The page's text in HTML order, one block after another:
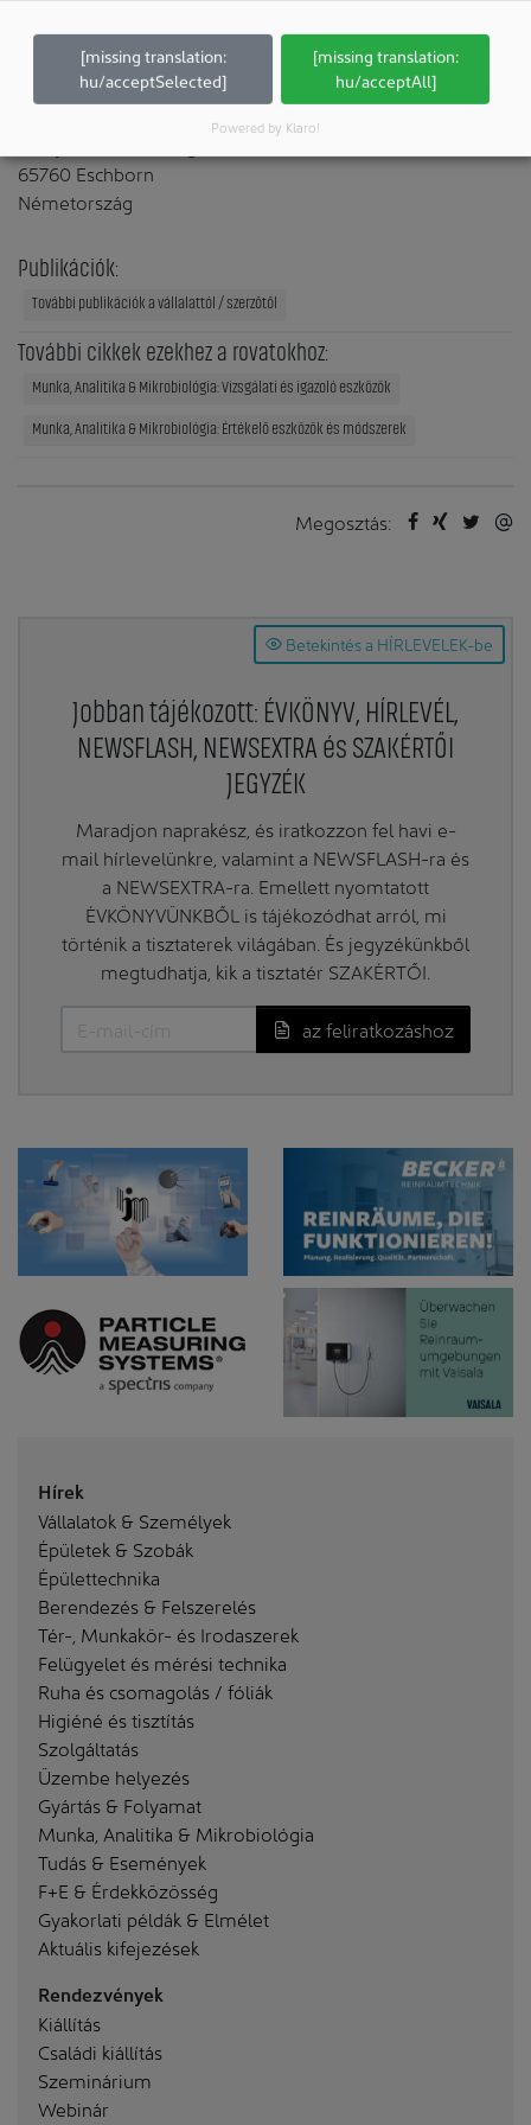
egészségügy területeit is.
65760 Eschborn
Németország
Publikációk:
További publikációk a vállalattól / szerzőtől
További cikkek ezekhez a rovatokhoz:
Munka, Analitika & Mikrobiológia: Vizsgálati és igazoló eszközök
Munka, Analitika & Mikrobiológia: Értékelő eszközök és módszerek
Megosztás:
Betekintés a HÍRLEVELEK-be
Jobban tájékozott: ÉVKÖNYV, HÍRLEVÉL,
NEWSFLASH, NEWSEXTRA és SZAKÉRTŐI
JEGYZÉK
Maradjon naprakész, és iratkozzon fel havi e-
mail hírlevelünkre, valamint a NEWSFLASH-ra és
a NEWSEXTRA-ra. Emellett nyomtatott
ÉVKÖNYVÜNKBŐL is tájékozódhat arról, mi
történik a tisztaterek világában. És jegyzékünkből
megtudhatja, kik a tisztatér SZAKÉRTŐI.
az feliratkozáshoz
Hírek
Vállalatok & Személyek
Épületek & Szobák
Épülettechnika
Berendezés & Felszerelés
Tér-, Munkakör- és Irodaszerek
Felügyelet és mérési technika
Ruha és csomagolás / fóliák
Higiéné és tisztítás
Szolgáltatás
Üzembe helyezés
Gyártás & Folyamat
Munka, Analitika & Mikrobiológia
Tudás & Események
F+E & Érdekközösség
Gyakorlati példák & Elmélet
Aktuális kifejezések
Rendezvények
Kiállítás
Családi kiállítás
Szeminárium
Webinár
[missing translation:
hu/acceptSelected]
[missing translation:
hu/acceptAll]
Powered by Klaro!